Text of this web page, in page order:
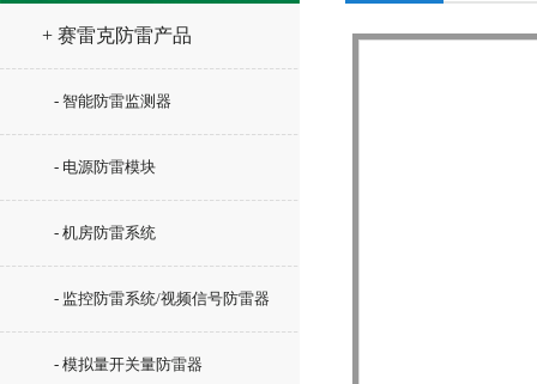
+ 赛雷克防雷产品
- 智能防雷监测器
- 电源防雷模块
- 机房防雷系统
- 监控防雷系统/视频信号防雷器
- 模拟量开关量防雷器